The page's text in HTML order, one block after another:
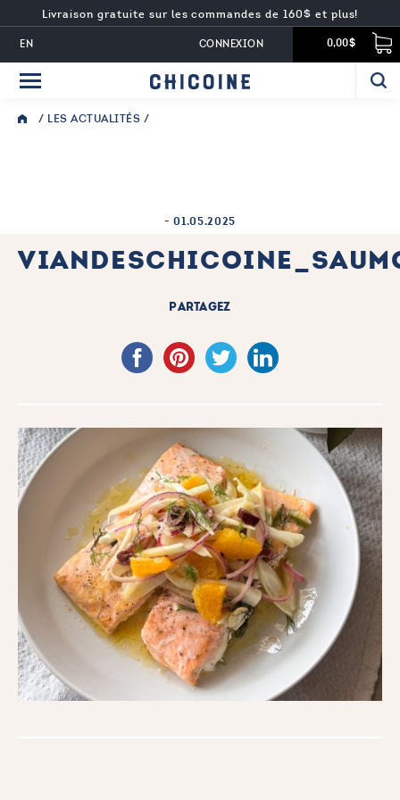
EN
Livraison gratuite sur les commandes de 160$ et plus!
0,00$
CONNEXION
/ LES ACTUALITÉS /
-01.05.2025
PARTAGEZ